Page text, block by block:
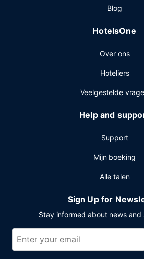
Blog
HotelsOne
Over ons
Hoteliers
Veelgestelde
Help and
Support
Mijn boeking
Alle talen
Sign Up for
Stay informed about news and